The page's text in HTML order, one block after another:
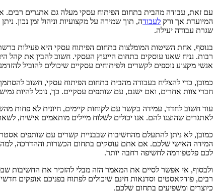
עם זאת, עבודה מהבית בתחום הפיתוח עסקי מעלה גם אתגרים רבים.
המיועדת אך ורק לעבודה, תוך שמירה על מקצועיות וניהול זמן נכון.
שגרת עבודה יעילה.
בנוסף, אחת השיטות המומלצות בתחום הפיתוח עסקי היא פעילות
רבות. נניח שאנו עוסקים בתחום הייעוץ העסקי. חשוב להבין את קהל
אנשי מקצוע נוספים לקשרים ולפיתוחים עסקיים שיכולים להוביל
כמובן, כדי להצליח בעבודה מהבית בתחום הפיתוח עסקי, חשוב להסתמך
חברי צוות אחרים, ואם ישנם, עם שותפים עסקיים. כך, נוכל להיות
עוד חשוב לחדד, עמידה בקשר עם לקוחות קיימים, חיונית לא פחות
לאתגרים שהוצגו להם. אנו יכולים לשלוח מיילים מותאמים אישית,
כמובן, לא ניתן להתעלם מהחשיבות שבבניית קשרים עם שותפים
המידה האישי שלכם. אם אתם עוסקים בתחום הכשרות וההדרכה, למה
לכם פלטפורמה לחשיפה רחבה יותר.
ולבסוף, אי אפשר לסיים את המאמר הזה מבלי להזכיר את החשיבות
רבים, פודקאסטים וסדנאות חינם שיכולים לפתוח בפניכם אופקים
כיוצרים ומשפיעים בתחום שלכם.